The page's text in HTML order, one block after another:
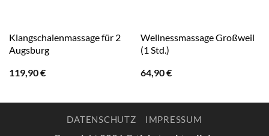
Klangschalenmassage für 2
Augsburg
119,90€
Wellnessmassage Großweil
(1 Std.)
64,90€
DATENSCHUTZ IMPRESSUM